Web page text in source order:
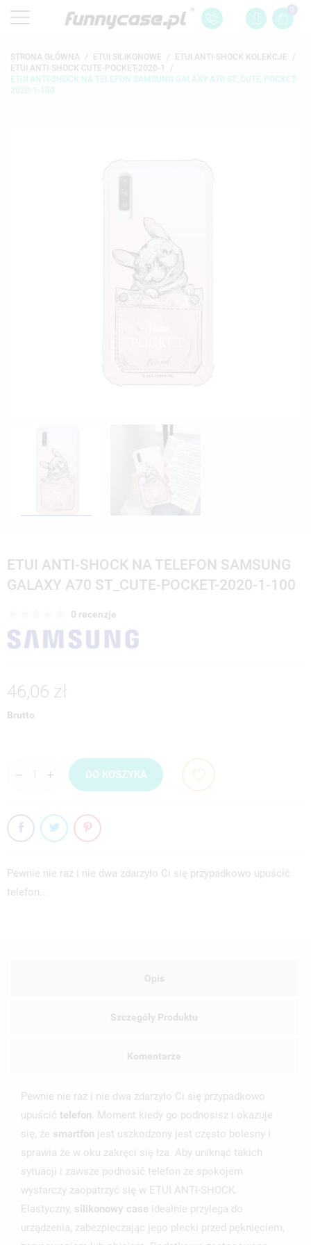
0
STRONA GŁÓWNA ETUI SILIKONOWE
ETUI ANTI-SHOCK KOLEKCJE
ETUI ANTI-SHOCK CUTE-POCKET-2020-1
ETUI ANTI-SHOCK NA TELEFON SAMSUNG GALAXY A70 ST_CUTE-POCKET-
2020-1-100
ETUI ANTI-SHOCK NA TELEFON SAMSUNG
GALAXY A70 ST_CUTE-POCKET-2020-1-100
0 recenzje
46,06 zł
Brutto
DO KOSZYKA
Pewnie nie raz i nie dwa zdarzyło Ci się przypadkowo upuścić
telefon...
Opis
Szczegóły Produktu
Komentarze
Pewnie nie raz i nie dwa zdarzyło Ci się przypadkowo
upuścić telefon . Moment kiedy go podnosisz i okazuje
się, że smartfon jest uszkodzony jest często bolesny i
sprawia że w oku zakręci się łza. Aby uniknąć takich
sytuacji i zawsze podnosić telefon ze spokojem
wystarczy zaopatrzyć się w ETUI ANTI-SHOCK.
Elastyczny, silikonowy case idealnie przylega do
urządzenia, zabezpieczając jego plecki przed pęknięciem,